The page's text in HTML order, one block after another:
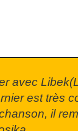
avec
est très
il